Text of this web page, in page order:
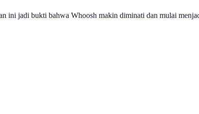
ini jadi bukti bahwa Whoosh makin diminati dan mulai